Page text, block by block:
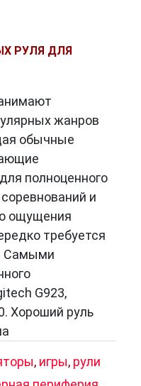
РУЛЯ ДЛЯ
жанров
обычные
полноценного
и
ощущения
требуется
Самыми
G923,
Хороший руль
, игры, рули